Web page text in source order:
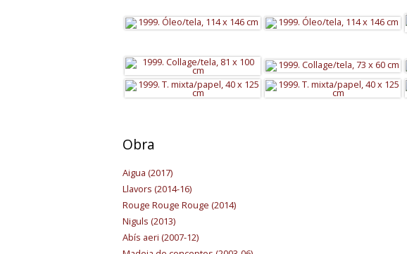
Obra
Aigua (2017)
Llavors (2014-16)
Rouge Rouge Rouge (2014)
Niguls (2013)
Abís aeri (2007-12)